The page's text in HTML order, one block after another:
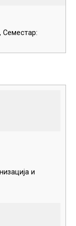
Семестар:
и